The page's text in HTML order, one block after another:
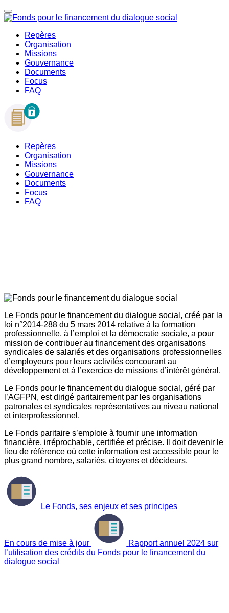
Repères
Organisation
Missions
Gouvernance
Documents
Focus
FAQ
Repères
Organisation
Missions
Gouvernance
Documents
Focus
FAQ
Le Fonds pour le financement du dialogue social, créé par la
loi n°2014-288 du 5 mars 2014 relative à la formation
professionnelle, à l’emploi et la démocratie sociale, a pour
mission de contribuer au financement des organisations
syndicales de salariés et des organisations professionnelles
d’employeurs pour leurs activités concourant au
développement et à l’exercice de missions d’intérêt général.
Le Fonds pour le financement du dialogue social, géré par
l’AGFPN, est dirigé paritairement par les organisations
patronales et syndicales représentatives au niveau national
et interprofessionnel.
Le Fonds paritaire s’emploie à fournir une information
financière, irréprochable, certifiée et précise. Il doit devenir le
lieu de référence où cette information est accessible pour le
plus grand nombre, salariés, citoyens et décideurs.
Le Fonds, ses enjeux et ses principes
En cours de mise à jour
Rapport annuel 2024 sur
l’utilisation des crédits du Fonds pour le financement du
dialogue social